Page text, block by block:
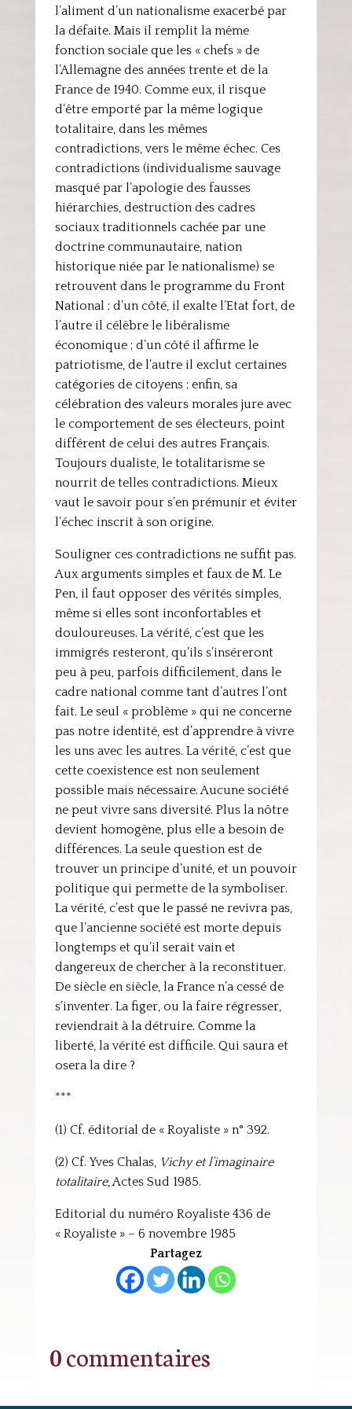
l’aliment d’un nationalisme exacerbé par
la défaite. Mais il remplit la même
fonction sociale que les « chefs » de
l’Allemagne des années trente et de la
France de 1940. Comme eux, il risque
d’être emporté par la même logique
totalitaire, dans les mêmes
contradictions, vers le même échec. Ces
contradictions (individualisme sauvage
masqué par l’apologie des fausses
hiérarchies, destruction des cadres
sociaux traditionnels cachée par une
doctrine communautaire, nation
historique niée par le nationalisme) se
retrouvent dans le programme du Front
National : d’un côté, il exalte l’Etat fort, de
l’autre il célèbre le libéralisme
économique ; d’un côté il affirme le
patriotisme, de l’autre il exclut certaines
catégories de citoyens ; enfin, sa
célébration des valeurs morales jure avec
le comportement de ses électeurs, point
différent de celui des autres Français.
Toujours dualiste, le totalitarisme se
nourrit de telles contradictions. Mieux
vaut le savoir pour s’en prémunir et éviter
l’échec inscrit à son origine.
Souligner ces contradictions ne suffit pas.
Aux arguments simples et faux de M. Le
Pen, il faut opposer des vérités simples,
même si elles sont inconfortables et
douloureuses. La vérité, c’est que les
immigrés resteront, qu’ils s’inséreront
peu à peu, parfois difficilement, dans le
cadre national comme tant d’autres l’ont
fait. Le seul « problème » qui ne concerne
pas notre identité, est d’apprendre à vivre
les uns avec les autres. La vérité, c’est que
cette coexistence est non seulement
possible mais nécessaire. Aucune société
ne peut vivre sans diversité. Plus la nôtre
devient homogène, plus elle a besoin de
différences. La seule question est de
trouver un principe d’unité, et un pouvoir
politique qui permette de la symboliser.
La vérité, c’est que le passé ne revivra pas,
que l’ancienne société est morte depuis
longtemps et qu’il serait vain et
dangereux de chercher à la reconstituer.
De siècle en siècle, la France n’a cessé de
s’inventer. La figer, ou la faire régresser,
reviendrait à la détruire. Comme la
liberté, la vérité est difficile. Qui saura et
osera la dire ?
***
(1) Cf. éditorial de « Royaliste » n° 392.
(2) Cf. Yves Chalas, Vichy et l’imaginaire
totalitaire, Actes Sud 1985.
Editorial du numéro Royaliste 436 de
« Royaliste » – 6 novembre 1985
Partagez
0 commentaires